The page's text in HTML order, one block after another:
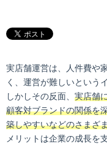
実店舗運営は、人件費や
く、運営が難しいという
しかしその反面、 実店舗
顧客対ブランドの関係を
築しやすいなどのさまざ
メリットは企業の成長を